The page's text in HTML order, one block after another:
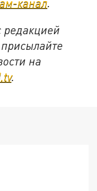
редакцией
на
.